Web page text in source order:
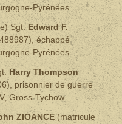
Pyrénées.
Sgt. Edward F.
échappé
Pyrénées.
Harry Thompson
prisonnier de guerre
Gross-Tychow
ZIOANCE (matricule